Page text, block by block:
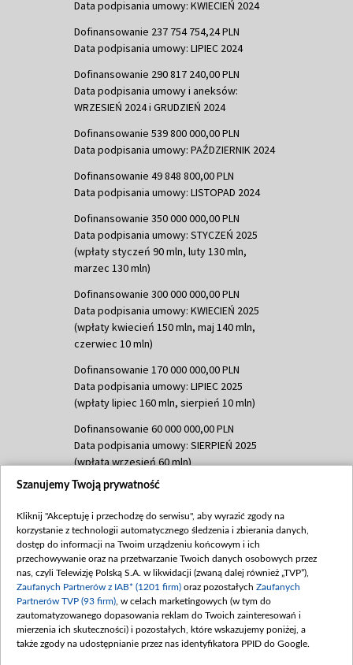
Data podpisania umowy: KWIECIEŃ 2024
Dofinansowanie 237 754 754,24 PLN
Data podpisania umowy: LIPIEC 2024
Dofinansowanie 290 817 240,00 PLN
Data podpisania umowy i aneksów:
WRZESIEŃ 2024 i GRUDZIEŃ 2024
Dofinansowanie 539 800 000,00 PLN
Data podpisania umowy: PAŹDZIERNIK 2024
Dofinansowanie 49 848 800,00 PLN
Data podpisania umowy: LISTOPAD 2024
Dofinansowanie 350 000 000,00 PLN
Data podpisania umowy: STYCZEŃ 2025
(wpłaty styczeń 90 mln, luty 130 mln,
marzec 130 mln)
Dofinansowanie 300 000 000,00 PLN
Data podpisania umowy: KWIECIEŃ 2025
(wpłaty kwiecień 150 mln, maj 140 mln,
czerwiec 10 mln)
Dofinansowanie 170 000 000,00 PLN
Data podpisania umowy: LIPIEC 2025
(wpłaty lipiec 160 mln, sierpień 10 mln)
Dofinansowanie 60 000 000,00 PLN
Data podpisania umowy: SIERPIEŃ 2025
(wpłata wrzesień 60 mln)
Dofinansowanie 635 783 051,21 PLN
(wpłata wrzesień 100 mln, październik 350
mln, listopad 265 mln)
Dofinansowanie 48 862 000,00 PLN
Data podpisania umowy: GRUDZIEŃ 2025
(wpłata grudzień 60,548 mln)
Dofinansowanie 900 000 000,00 PLN
Data podpisania umowy: LUTY 2026 (wpłata
Szanujemy Twoją prywatność
Kliknij "Akceptuję i przechodzę do serwisu", aby wyrazić zgody na
korzystanie z technologii automatycznego śledzenia i zbierania danych,
dostęp do informacji na Twoim urządzeniu końcowym i ich
przechowywanie oraz na przetwarzanie Twoich danych osobowych przez
nas, czyli Telewizję Polską S.A. w likwidacji (zwaną dalej również „TVP”),
Zaufanych Partnerów z IAB* (1201 firm) oraz pozostałych Zaufanych
Partnerów TVP (93 firm) , w celach marketingowych (w tym do
zautomatyzowanego dopasowania reklam do Twoich zainteresowań i
mierzenia ich skuteczności) i pozostałych, które wskazujemy poniżej, a
także zgody na udostępnianie przez nas identyfikatora PPID do Google.